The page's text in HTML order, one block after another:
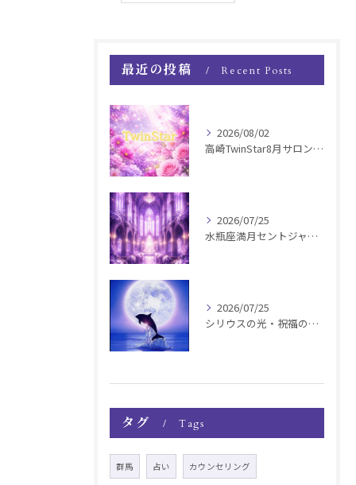
最近の投稿 Recent Posts
2026/08/02
高崎TwinStar8月サロンお知らせ
2026/07/25
水瓶座満月セントジャーメインGSVF遠隔お知らせ
2026/07/25
シリウスの光・祝福の波動チャージ遠隔お知らせ〜銀河新年〜
タグ Tags
群馬 占い カウンセリング